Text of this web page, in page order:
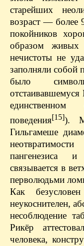
старейших
возраст — более
покойников
образом живых
нечистоты не
заполняли
было
единственном
поведения[15]).
Гильгамеше
пангенезиса
связывается в
перволюдьми
Как
неукоснителен,
несоблюдение
Рикёр
человека,